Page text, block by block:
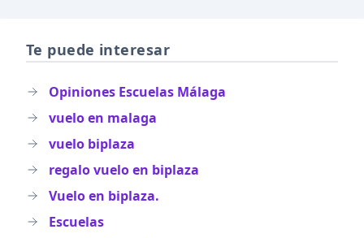
Te puede interesar
Opiniones Escuelas Málaga
vuelo en malaga
vuelo biplaza
regalo vuelo en biplaza
Vuelo en biplaza.
Escuelas